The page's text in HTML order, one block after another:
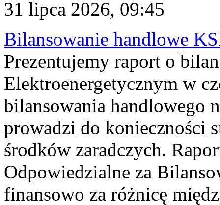
31 lipca 2026, 09:45
Bilansowanie handlowe
Prezentujemy raport o
Elektroenergetycznym w
bilansowania handlowego
prowadzi do konieczności
środków zaradczych.
Odpowiedzialne za
finansowo za różnicę